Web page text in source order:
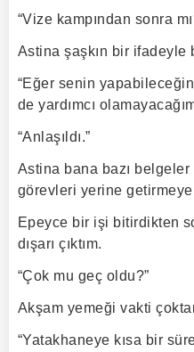
“Vize kampından sonra
Astina şaşkın bir ifadeyle
“Eğer senin
de yardımcı
“Anlaşıldı.”
Astina bana bazı
görevleri yerine getirmeye
Epeyce bir işi bitirdikten
dışarı çıktım.
“Çok mu geç oldu?”
Akşam yemeği vakti
“Yatakhaneye kısa bir